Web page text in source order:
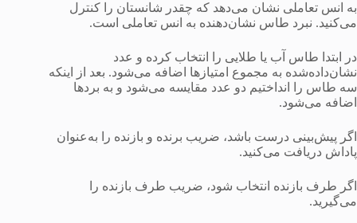
به انس تعاملی نشان می‌دهد که چقدر شانستان را کنترل
می‌کنید. نبرد طاس نشان‌دهنده به انس تعاملی است.
در ابتدا طاس آب یا طلایی را انتخاب کرده و عدد
نشان‌داده‌شده به مجموع امتیازها اضافه می‌شود. بعد از اینکه
سه طاس را انداختیم دو عدد مقایسه می‌شود و به بردها
اضافه می‌شود.
اگر پیش‌بینی درست باشد، ضریب برنده و بازنده را به‌عنوان
پاداش دریافت می‌کنید.
اگر طرف بازنده انتخاب شود، ضریب طرف بازنده را
می‌گیرید.